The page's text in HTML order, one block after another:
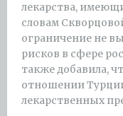
лекарства,
словам
ограничение не
рисков в сфере
также добавила,
отношении
лекарственных